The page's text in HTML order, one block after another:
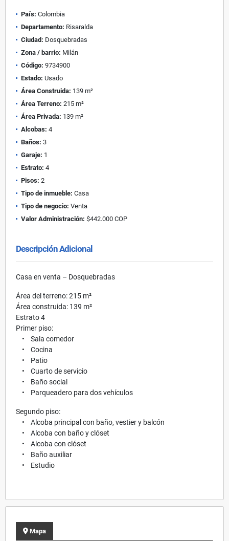
País: Colombia
Departamento: Risaralda
Ciudad: Dosquebradas
Zona / barrio: Milán
Código: 9734900
Estado: Usado
Área Construida: 139 m²
Área Terreno: 215 m²
Área Privada: 139 m²
Alcobas: 4
Baños: 3
Garaje: 1
Estrato: 4
Pisos: 2
Tipo de inmueble: Casa
Tipo de negocio: Venta
Valor Administración: $442.000 COP
Descripción Adicional
Casa en venta – Dosquebradas
Área del terreno: 215 m²
Área construida: 139 m²
Estrato 4
Primer piso:
• Sala comedor
• Cocina
• Patio
• Cuarto de servicio
• Baño social
• Parqueadero para dos vehículos
Segundo piso:
• Alcoba principal con baño, vestier y balcón
• Alcoba con baño y clóset
• Alcoba con clóset
• Baño auxiliar
• Estudio
Mapa